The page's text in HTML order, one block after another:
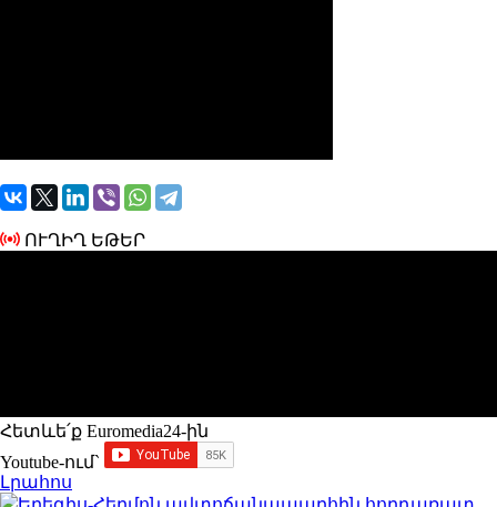
ՈՒՂԻՂ ԵԹԵՐ
Հետևե՛ք Euromedia24-ին
Youtube-ում`
Լրահոս